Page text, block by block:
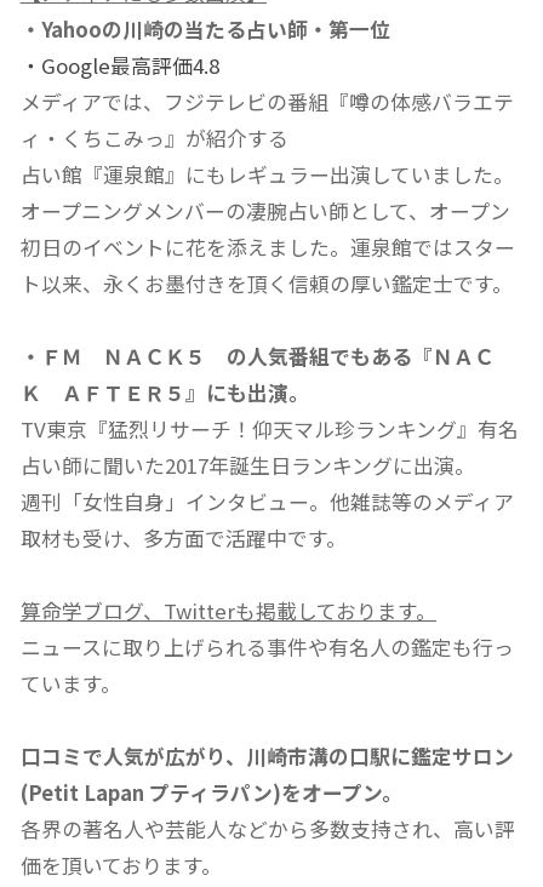
・Yahooの川崎の当たる占い師・第一位
・Google最高評価4.8
メディアでは、フジテレビの番組『噂の体感バラエテ
ィ・くちこみっ』が紹介する
占い館『運泉館』にもレギュラー出演していました。
オープニングメンバーの凄腕占い師として、オープン
初日のイベントに花を添えました。運泉館ではスター
ト以来、永くお墨付きを頂く信頼の厚い鑑定士です。
・ＦＭ ＮＡＣＫ５ の人気番組でもある『ＮＡＣ
Ｋ ＡＦＴＥＲ５』にも出演。
TV東京『猛烈リサーチ！仰天マル珍ランキング』有名
占い師に聞いた2017年誕生日ランキングに出演。
週刊「女性自身」インタビュー。他雑誌等のメディア
取材も受け、多方面で活躍中です。
算命学ブログ、Twitterも掲載しております。
ニュースに取り上げられる事件や有名人の鑑定も行っ
ています。
口コミで人気が広がり、川崎市溝の口駅に鑑定サロン
(Petit Lapan プティラパン)をオープン。
各界の著名人や芸能人などから多数支持され、高い評
価を頂いております。